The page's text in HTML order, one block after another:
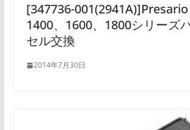
[347736-001(2941A)]Presario
1400、1600、1800シリーズ
セル交換
2014年7月30日